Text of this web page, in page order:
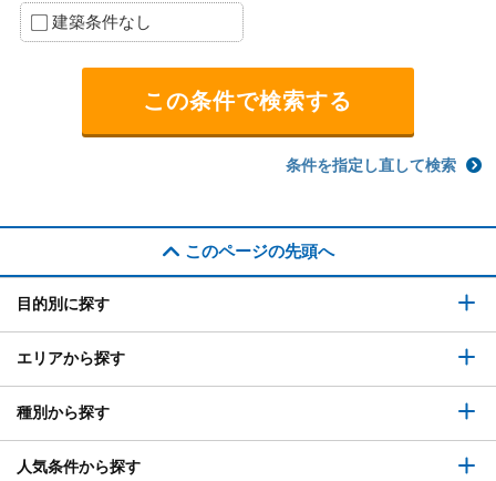
建築条件なし
条件を指定し直して検索
このページの先頭へ
目的別に探す
エリアから探す
種別から探す
人気条件から探す